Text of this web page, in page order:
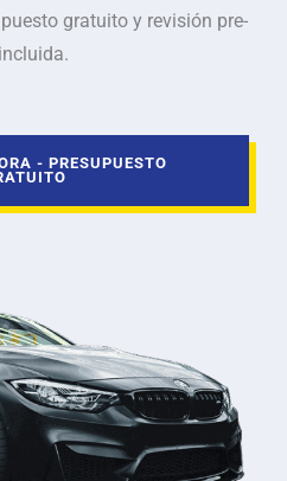
gratuito y revisión pre-
- PRESUPUESTO